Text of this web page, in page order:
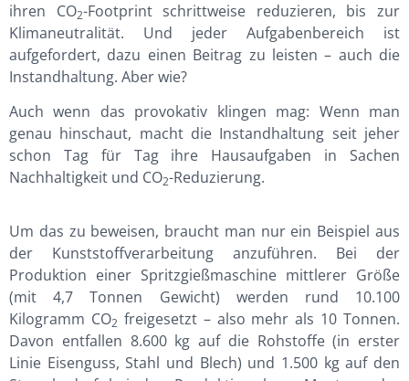
ihren CO2-Footprint schrittweise reduzieren, bis zur
Klimaneutralität. Und jeder Aufgabenbereich ist
aufgefordert, dazu einen Beitrag zu leisten – auch die
Instandhaltung. Aber wie?
Auch wenn das provokativ klingen mag: Wenn man
genau hinschaut, macht die Instandhaltung seit jeher
schon Tag für Tag ihre Hausaufgaben in Sachen
Nachhaltigkeit und CO2-Reduzierung.
Um das zu beweisen, braucht man nur ein Beispiel aus
der Kunststoffverarbeitung anzuführen. Bei der
Produktion einer Spritzgießmaschine mittlerer Größe
(mit 4,7 Tonnen Gewicht) werden rund 10.100
Kilogramm CO2 freigesetzt – also mehr als 10 Tonnen.
Davon entfallen 8.600 kg auf die Rohstoffe (in erster
Linie Eisenguss, Stahl und Blech) und 1.500 kg auf den